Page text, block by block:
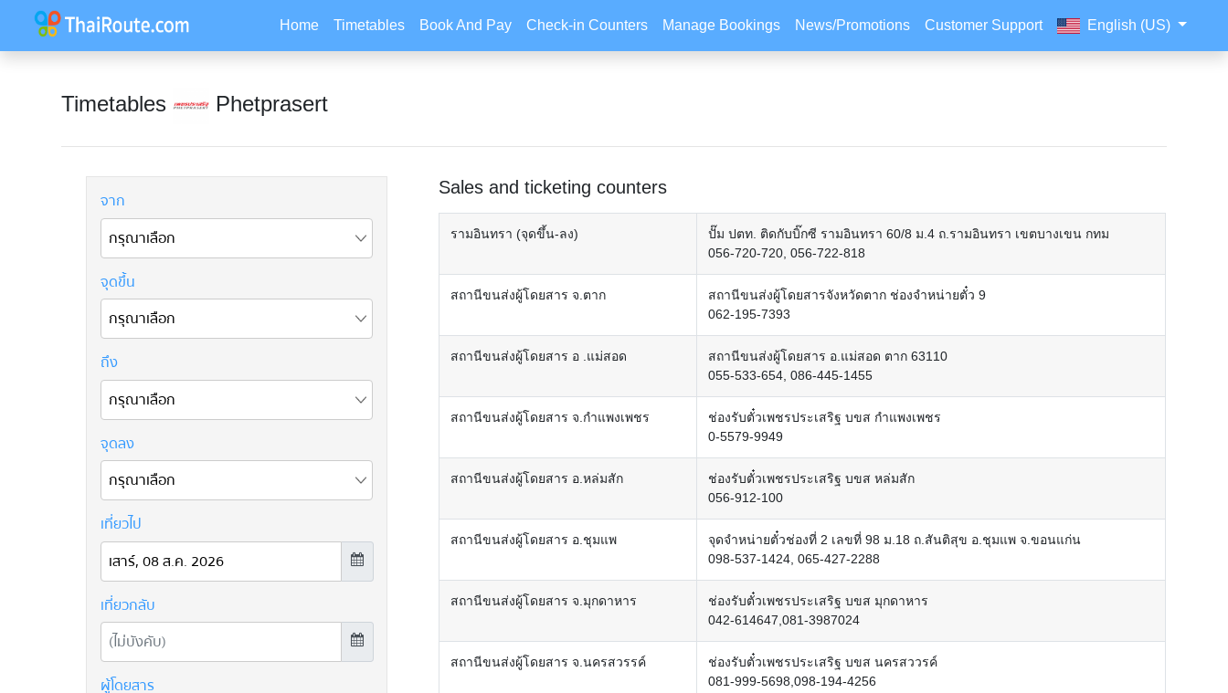
Home Timetables Book And Pay Check-in Counters Manage Bookings News/Promotions Customer Support English (US)
Timetables Phetprasert
Sales and ticketing counters
รามอินทรา (จุดขึ้น-ลง)
ปั๊ม ปตท. ติดกับบิ๊กซี รามอินทรา 60/8 ม.4 ถ.รามอินทรา เขตบางเขน กทม
056-720-720, 056-722-818
สถานีขนส่งผู้โดยสาร จ.ตาก
สถานีขนส่งผู้โดยสารจังหวัดตาก ช่องจำหน่ายตั๋ว 9
062-195-7393
สถานีขนส่งผู้โดยสาร อ .แม่สอด
สถานีขนส่งผู้โดยสาร อ.แม่สอด ตาก 63110
055-533-654, 086-445-1455
สถานีขนส่งผู้โดยสาร จ.กำแพงเพชร
ช่องรับตั๋วเพชรประเสริฐ บขส กำแพงเพชร
0-5579-9949
สถานีขนส่งผู้โดยสาร อ.หล่มสัก
ช่องรับตั๋วเพชรประเสริฐ บขส หล่มสัก
056-912-100
สถานีขนส่งผู้โดยสาร อ.ชุมแพ
จุดจำหน่ายตั๋วช่องที่ 2 เลขที่ 98 ม.18 ถ.สันติสุข อ.ชุมแพ จ.ขอนแก่น
098-537-1424, 065-427-2288
สถานีขนส่งผู้โดยสาร จ.มุกดาหาร
ช่องรับตั๋วเพชรประเสริฐ บขส มุกดาหาร
042-614647,081-3987024
สถานีขนส่งผู้โดยสาร จ.นครสวรรค์
ช่องรับตั๋วเพชรประเสริฐ บขส นครสววรค์
081-999-5698,098-194-4256